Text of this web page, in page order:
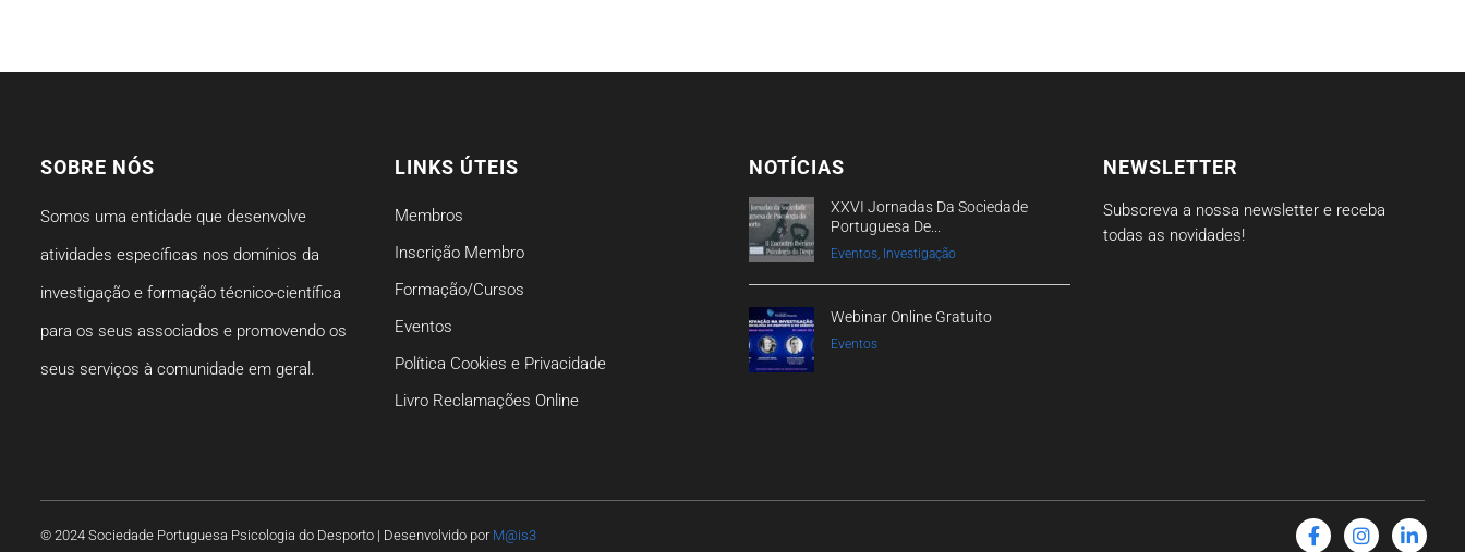
SOBRE NÓS
Somos uma entidade que desenvolve
atividades específicas nos domínios da
investigação e formação técnico-científica
para os seus associados e promovendo os
seus serviços à comunidade em geral.
LINKS ÚTEIS
Membros
Inscrição Membro
Formação/Cursos
Eventos
Política Cookies e Privacidade
Livro Reclamações Online
NOTÍCIAS
XXVI Jornadas Da Sociedade
Portuguesa De...
Eventos, Investigação
Webinar Online Gratuito
Eventos
NEWSLETTER
Subscreva a nossa newsletter e receba
todas as novidades!
© 2024 Sociedade Portuguesa Psicologia do Desporto | Desenvolvido por M@is3